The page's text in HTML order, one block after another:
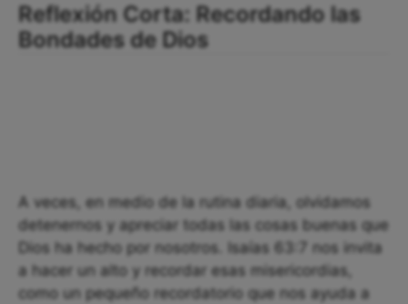
Reflexión Corta: Recordando las
Bondades de Dios
A veces, en medio de la rutina diaria, olvidamos
detenernos y apreciar todas las cosas buenas que
Dios ha hecho por nosotros. Isaías 63:7 nos invita
a hacer un alto y recordar esas misericordias,
como un pequeño recordatorio que nos ayuda a